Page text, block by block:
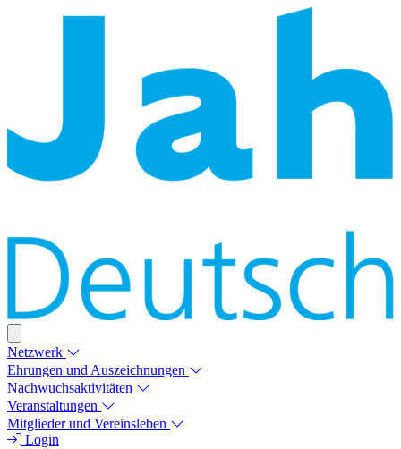
Netzwerk
Ehrungen und Auszeichnungen
Nachwuchsaktivitäten
Veranstaltungen
Mitglieder und Vereinsleben
Login